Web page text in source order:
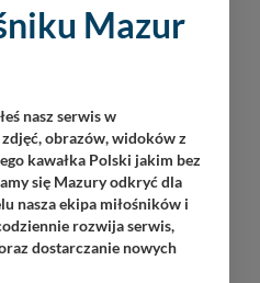
Mazur
nasz serwis w
obrazów, widoków z
kawałka Polski jakim bez
się Mazury odkryć dla
nasza ekipa miłośników i
rozwija serwis,
dostarczanie nowych